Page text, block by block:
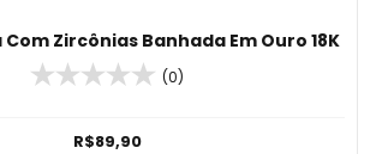
Zircônias Banhada Em Ouro 18K
(0)
R$89,90